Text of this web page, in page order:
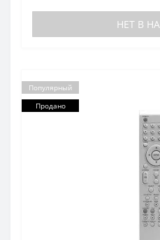
НЕТ В
Популярный
Продано